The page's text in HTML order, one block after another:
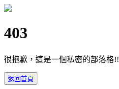
403
很抱歉，這是一個私密的部落格!!
返回首頁